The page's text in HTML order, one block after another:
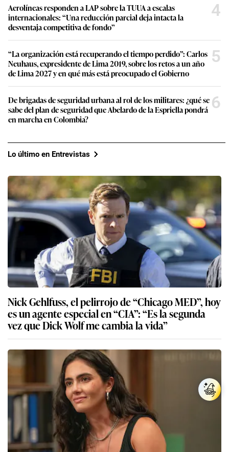
Aerolíneas responden a LAP sobre la TUUA a escalas
internacionales: “Una reducción parcial deja intacta la
desventaja competitiva de fondo”
4
“La organización está recuperando el tiempo perdido”: Carlos
Neuhaus, expresidente de Lima 2019, sobre los retos a un año
de Lima 2027 y en qué más está preocupado el Gobierno
5
De brigadas de seguridad urbana al rol de los militares: ¿qué se
sabe del plan de seguridad que Abelardo de la Espriella pondrá
en marcha en Colombia?
6
Lo último en Entrevistas
Nick Gehlfuss, el pelirrojo de “Chicago MED”, hoy
es un agente especial en “CIA”: “Es la segunda
vez que Dick Wolf me cambia la vida”